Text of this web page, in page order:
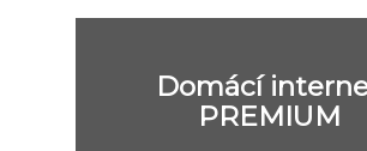
Domácí
PREMIUM